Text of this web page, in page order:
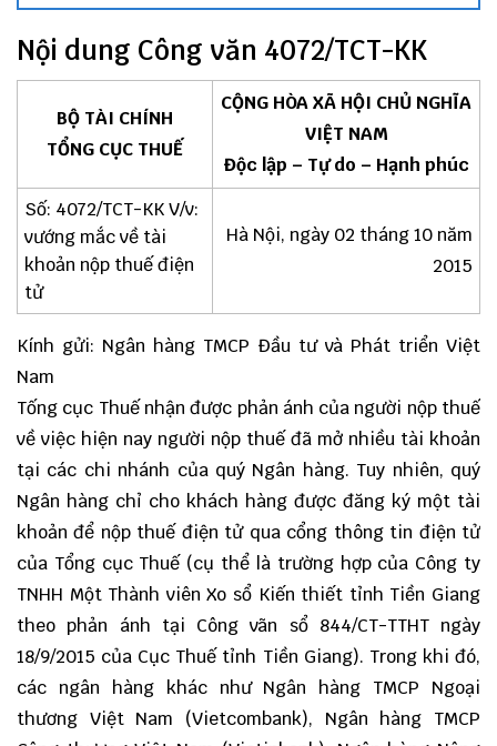
Nội dung Công văn 4072/TCT-KK
BỘ TÀI CHÍNH
TỔNG CỤC THUẾ
CỘNG HÒA XÃ HỘI CHỦ NGHĨA
VIỆT NAM
Độc lập – Tự do – Hạnh phúc
Số: 4072/TCT-KK V/v:
vướng mắc về tài
khoản nộp thuế điện
tử
Hà Nội, ngày 02 tháng 10 năm
2015
Kính gửi: Ngân hàng TMCP Đầu tư và Phát triển Việt
Nam
Tống cục Thuế nhận được phản ánh của người nộp thuế
về việc hiện nay người nộp thuế đã mở nhiều tài khoản
tại các chi nhánh của quý Ngân hàng. Tuy nhiên, quý
Ngân hàng chỉ cho khách hàng được đăng ký một tài
khoản để nộp thuế điện tử qua cổng thông tin điện tử
của Tổng cục Thuế (cụ thể là trường hợp của Công ty
TNHH Một Thành viên Xo sổ Kiến thiết tỉnh Tiền Giang
theo phản ánh tại Công vãn sổ 844/CT-TTHT ngày
18/9/2015 của Cục Thuế tỉnh Tiền Giang). Trong khi đó,
các ngân hàng khác như Ngân hàng TMCP Ngoại
thương Việt Nam (Vietcombank), Ngân hàng TMCP